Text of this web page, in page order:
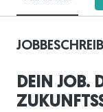
DEIN JOB.